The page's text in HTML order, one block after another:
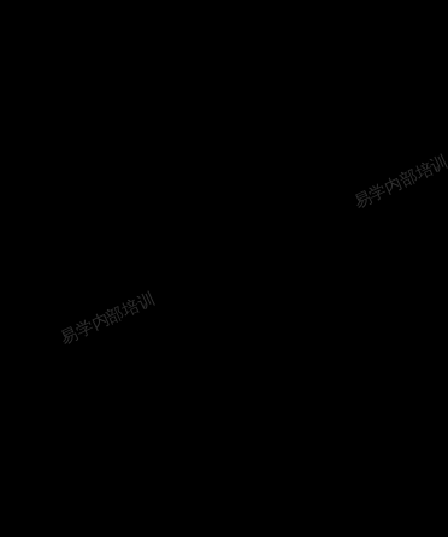
易学内部培训
易学内部培训